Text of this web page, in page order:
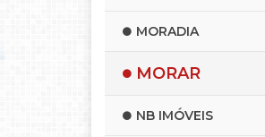
MORADIA
MORAR
NB IMÓVEIS